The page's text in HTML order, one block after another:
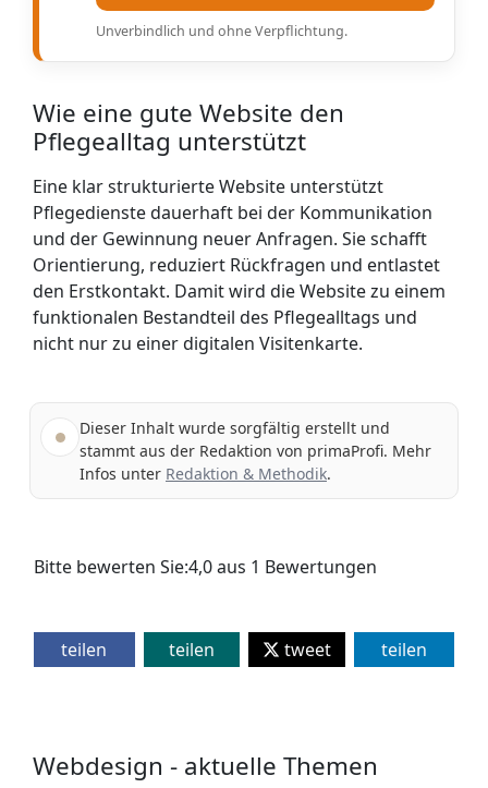
Unverbindlich und ohne Verpflichtung.
Wie eine gute Website den
Pflegealltag unterstützt
Eine klar strukturierte Website unterstützt
Pflegedienste dauerhaft bei der Kommunikation
und der Gewinnung neuer Anfragen. Sie schafft
Orientierung, reduziert Rückfragen und entlastet
den Erstkontakt. Damit wird die Website zu einem
funktionalen Bestandteil des Pflegealltags und
nicht nur zu einer digitalen Visitenkarte.
Dieser Inhalt wurde sorgfältig erstellt und
stammt aus der Redaktion von primaProfi. Mehr
Infos unter Redaktion & Methodik.
Bitte bewerten Sie:4,0aus 1 Bewertungen
teilen teilen tweet teilen
Webdesign - aktuelle Themen